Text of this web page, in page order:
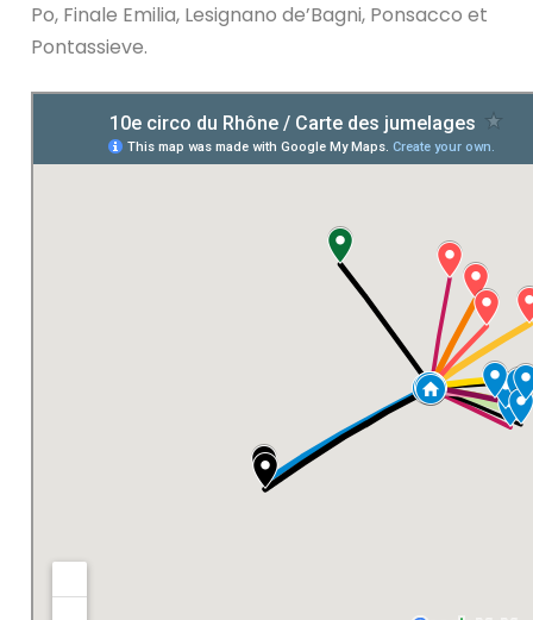
Po, Finale Emilia, Lesignano de’Bagni, Ponsacco et
Pontassieve.